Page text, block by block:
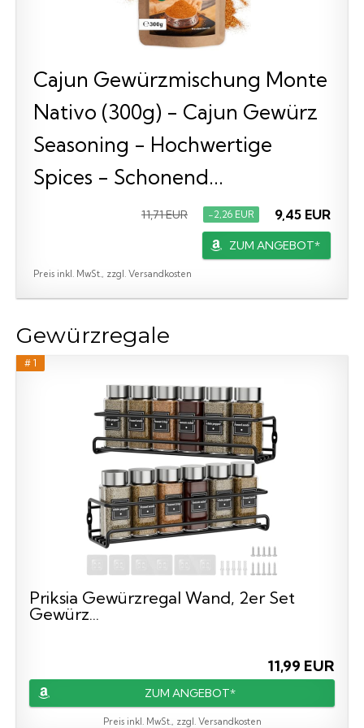
Cajun Gewürzmischung Monte
Nativo (300g) - Cajun Gewürz
Seasoning - Hochwertige
Spices - Schonend...
11,71 EUR −2,26 EUR 9,45 EUR
ZUM ANGEBOT*
Preis inkl. MwSt., zzgl. Versandkosten
Gewürzregale
# 1
Priksia Gewürzregal Wand, 2er Set
Gewürz...
11,99 EUR
ZUM ANGEBOT*
Preis inkl. MwSt., zzgl. Versandkosten